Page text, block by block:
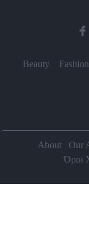
Beauty Fashion
About Our
Όροι